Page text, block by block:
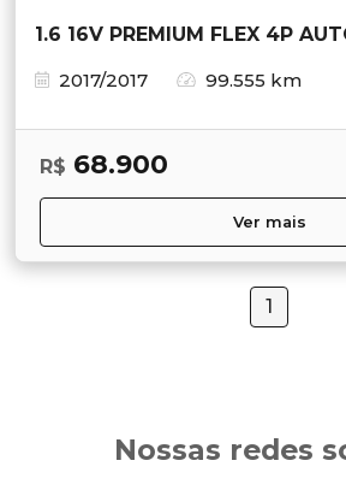
1.6 16V PREMIUM FLEX 4P
2017/2017
99.555 km
R$ 68.900
Ver mais
1
Nossas redes